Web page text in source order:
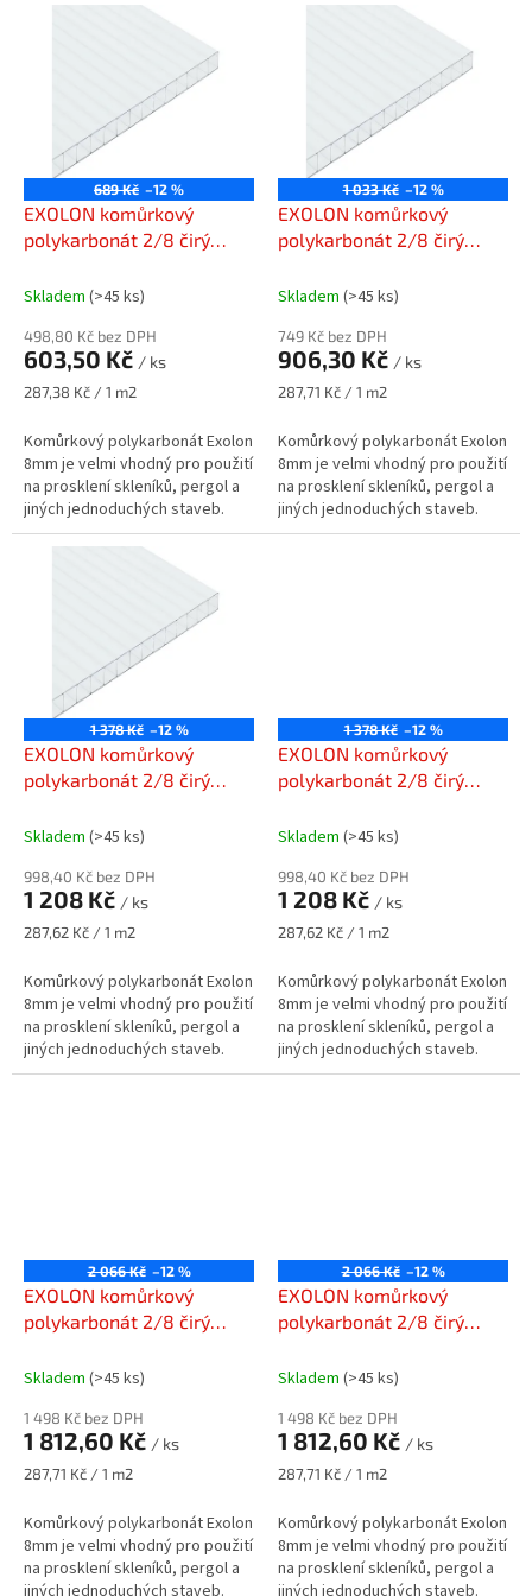
689 Kč –12 %
EXOLON komůrkový
polykarbonát 2/8 čirý
Skladem (>45 ks)
498,80 Kč bez DPH
603,50 Kč / ks
Měrná
287,38 Kč / 1 m2
Komůrkový polykarbonát Exolon
8mm je velmi vhodný pro použití
na prosklení skleníků, pergol a
jiných jednoduchých staveb.
1 033 Kč –12 %
EXOLON komůrkový
polykarbonát 2/8 čirý
Skladem (>45 ks)
749 Kč bez DPH
906,30 Kč / ks
Měrná
287,71 Kč / 1 m2
Komůrkový polykarbonát Exolon
8mm je velmi vhodný pro použití
na prosklení skleníků, pergol a
jiných jednoduchých staveb.
1 378 Kč –12 %
EXOLON komůrkový
polykarbonát 2/8 čirý
Skladem (>45 ks)
998,40 Kč bez DPH
1 208 Kč / ks
Měrná
287,62 Kč / 1 m2
Komůrkový polykarbonát Exolon
8mm je velmi vhodný pro použití
na prosklení skleníků, pergol a
jiných jednoduchých staveb.
1 378 Kč –12 %
EXOLON komůrkový
polykarbonát 2/8 čirý
Skladem (>45 ks)
998,40 Kč bez DPH
1 208 Kč / ks
Měrná
287,62 Kč / 1 m2
Komůrkový polykarbonát Exolon
8mm je velmi vhodný pro použití
na prosklení skleníků, pergol a
jiných jednoduchých staveb.
2 066 Kč –12 %
EXOLON komůrkový
polykarbonát 2/8 čirý
Skladem (>45 ks)
1 498 Kč bez DPH
1 812,60 Kč / ks
Měrná
287,71 Kč / 1 m2
Komůrkový polykarbonát Exolon
8mm je velmi vhodný pro použití
na prosklení skleníků, pergol a
2 066 Kč –12 %
EXOLON komůrkový
polykarbonát 2/8 čirý
Skladem (>45 ks)
1 498 Kč bez DPH
1 812,60 Kč / ks
Měrná
287,71 Kč / 1 m2
Komůrkový polykarbonát Exolon
8mm je velmi vhodný pro použití
na prosklení skleníků, pergol a